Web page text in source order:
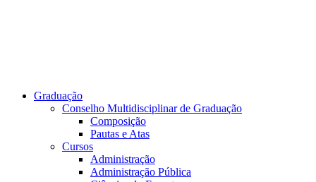
Graduação
Conselho Multidisciplinar de Graduação
Composição
Pautas e Atas
Cursos
Administração
Administração Pública